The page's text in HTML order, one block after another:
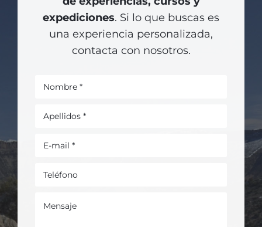
expediciones. Si lo que buscas es
una experiencia personalizada,
contacta con nosotros.